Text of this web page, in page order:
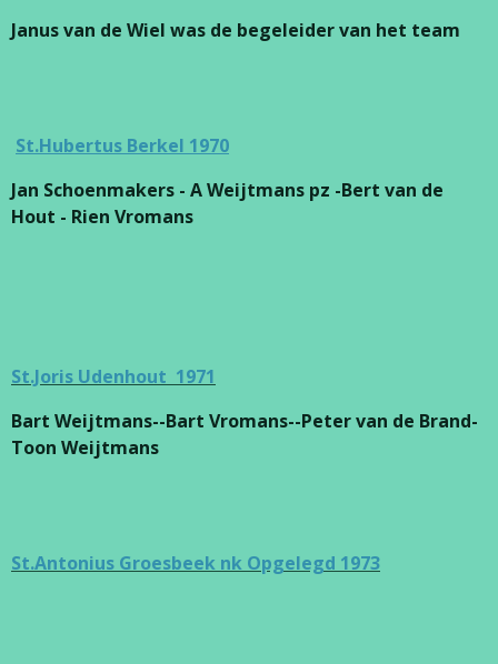
Janus van de Wiel was de begeleider van het team
St.Hubertus Berkel 1970
Jan Schoenmakers - A Weijtmans pz -Bert van de
Hout - Rien Vromans
St.Joris Udenhout 1971
Bart Weijtmans--Bart Vromans--Peter van de Brand-
Toon Weijtmans
St.Antonius Groesbeek nk Opgelegd 1973